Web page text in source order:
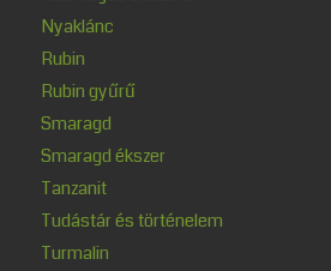
Nyaklánc
Rubin
Rubin gyűrű
Smaragd
Smaragd ékszer
Tanzanit
Tudástár és történelem
Turmalin